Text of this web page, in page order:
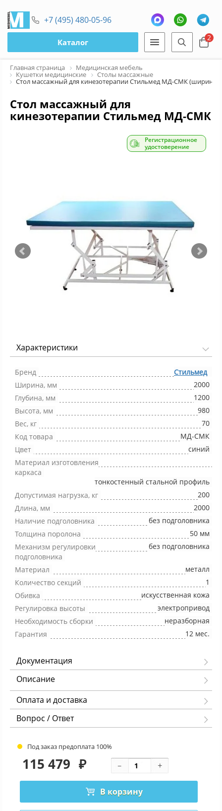
+7 (495) 480-05-96
Каталог 2
Главная страница Медицинская мебель
Кушетки медицинские Столы массажные
Стол массажный для кинезотерапии Стильмед МД-СМК (ширина
Стол массажный для
кинезотерапии Стильмед МД-СМК
(ширина 120 см)
Регистрационное
удостоверение
Характеристики
Бренд
Стильмед
Ширина, мм
2000
Глубина, мм
1200
Высота, мм
980
Вес, кг
70
Код товара
МД-СМК
Цвет
синий
Материал изготовления
каркаса
тонкостенный стальной профиль
Допустимая нагрузка, кг
200
Длина, мм
2000
Наличие подголовника
без подголовника
Толщина поролона
50 мм
Механизм регулировки
подголовника
без подголовника
Материал
металл
Количество секций
1
Обивка
искусственная кожа
Регулировка высоты
электропривод
Необходимость сборки
неразборная
Гарантия
12 мес.
Документация
Описание
Оплата и доставка
Вопрос / Ответ
Под заказ предоплата 100%
115 479 ₽
В корзину